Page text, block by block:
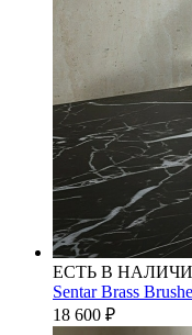
ЕСТЬ В
Sentar Brass
18 600 ₽